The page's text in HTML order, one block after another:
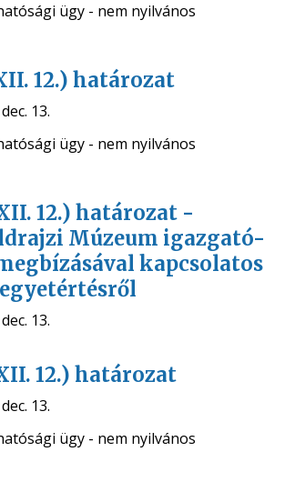
ügy - nem nyilvános
12.) határozat
13.
ügy - nem nyilvános
12.) határozat -
Múzeum igazgató-
kapcsolatos
13.
12.) határozat
13.
ügy - nem nyilvános